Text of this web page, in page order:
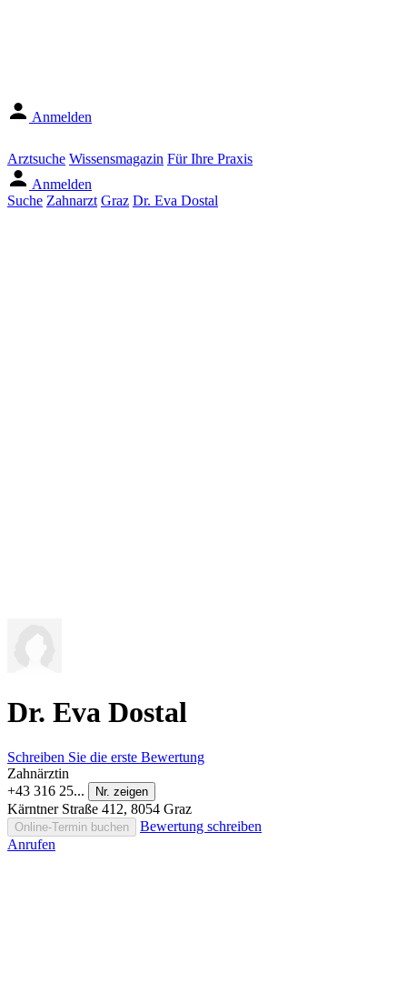
Anmelden
Arztsuche Wissensmagazin Für Ihre Praxis
Anmelden
Suche Zahnarzt Graz Dr. Eva Dostal
Dr. Eva Dostal
Schreiben Sie die erste Bewertung
Zahnärztin
+43 316 25...
Nr. zeigen
Kärntner Straße 412, 8054 Graz
Online-Termin buchen
Bewertung schreiben
Anrufen